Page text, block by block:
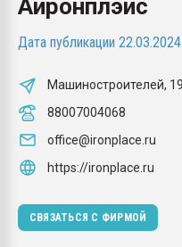
Айронплэйс
Дата публикации 22.03.2024.
Машиностроителей, 19
88007004068
office@ironplace.ru
https://ironplace.ru
СВЯЗАТЬСЯ С ФИРМОЙ